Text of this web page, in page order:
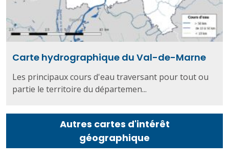
Carte hydrographique du Val-de-Marne
Les principaux cours d'eau traversant pour tout ou
partie le territoire du départemen...
Autres cartes d'intérêt
géographique